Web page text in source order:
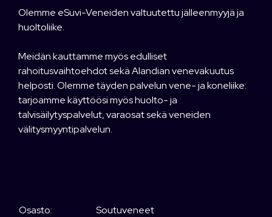
Olemme eSuvi-Veneiden valtuutettu jälleenmyyjä ja
huoltoliike.
Meidän kauttamme myös edulliset
rahoitusvaihtoehdot sekä Alandian venevakuutus
helposti. Olemme täyden palvelun vene- ja koneliike:
tarjoamme käyttöösi myös huolto- ja
talvisäilytyspalvelut, varaosat sekä veneiden
välitysmyyntipalvelun.
Osasto:
Soutuveneet